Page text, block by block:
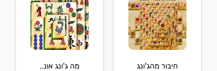
חיבור מהג'ונג מה ג'ונג אונ..